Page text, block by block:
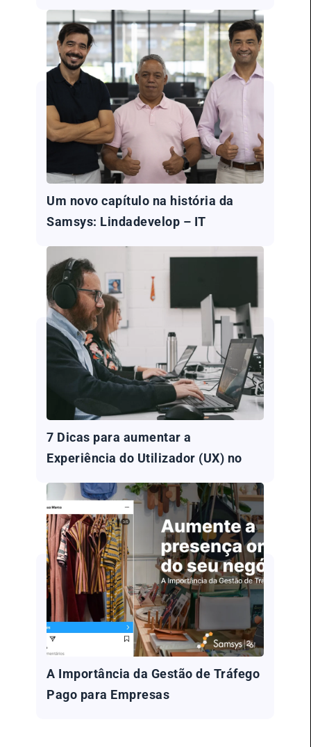
Um novo capítulo na história da
Samsys: Lindadevelop – IT
7 Dicas para aumentar a
Experiência do Utilizador (UX) no
A Importância da Gestão de Tráfego
Pago para Empresas